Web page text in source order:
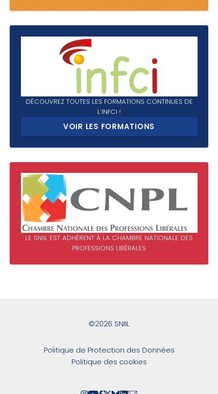
DÉCOUVREZ TOUTES LES FORMATIONS CONTINUES DE
L’INFCI !
VOIR LES FORMATIONS
LE SNIIL EST ADHÉRENT À LA CHAMBRE NATIONALE DES
PROFESSIONS LIBÉRALES
©2026 SNIIL
Politique de Protection des Données
Politique des cookies